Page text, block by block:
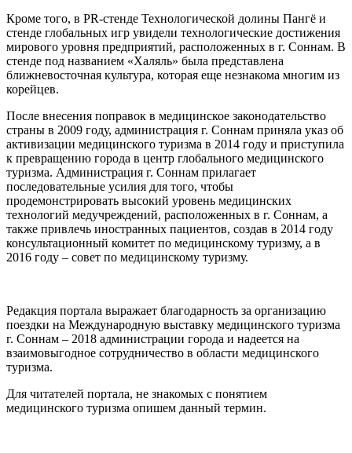
Кроме того, в PR-стенде Технологической долины Пангё и
стенде глобальных игр увидели технологические достижения
мирового уровня предприятий, расположенных в г. Соннам. В
стенде под названием «Халяль» была представлена
ближневосточная культура, которая еще незнакома многим из
корейцев.
После внесения поправок в медицинское законодательство
страны в 2009 году, администрация г. Соннам приняла указ об
активизации медицинского туризма в 2014 году и приступила
к превращению города в центр глобального медицинского
туризма. Администрация г. Соннам прилагает
последовательные усилия для того, чтобы
продемонстрировать высокий уровень медицинских
технологий медучреждений, расположенных в г. Соннам, а
также привлечь иностранных пациентов, создав в 2014 году
консультационный комитет по медицинскому туризму, а в
2016 году – совет по медицинскому туризму.
Редакция портала выражает благодарность за организацию
поездки на Международную выставку медицинского туризма
г. Соннам – 2018 администрации города и надеется на
взаимовыгодное сотрудничество в области медицинского
туризма.
Для читателей портала, не знакомых с понятием
медицинского туризма опишем данный термин.